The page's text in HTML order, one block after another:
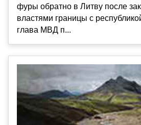
фуры обратно в Литву после
властями границы с
глава МВД п...